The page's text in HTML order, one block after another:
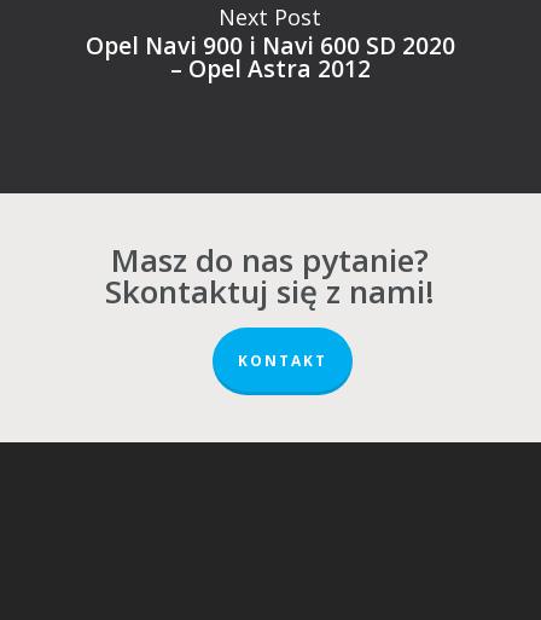
Next Post
Opel Navi 900 i Navi 600 SD 2020
– Opel Astra 2012
Masz do nas pytanie?
Skontaktuj się z nami!
KONTAKT